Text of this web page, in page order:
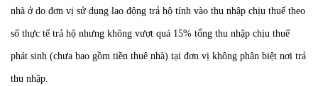
nhà ở do đơn vị sử dụng lao động trả hộ tính vào thu nhập chịu thuế theo
số thực tế trả hộ nhưng không vượt quá 15% tổng thu nhập chịu thuế
phát sinh (chưa bao gồm tiền thuê nhà) tại đơn vị không phân biệt nơi trả
thu nhập.